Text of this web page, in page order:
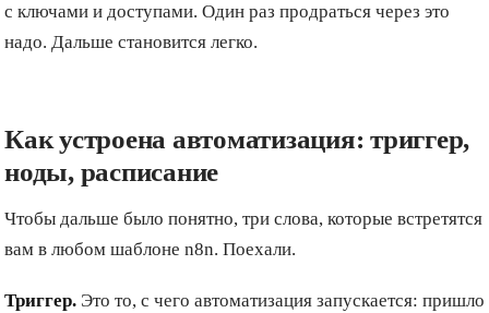
с ключами и доступами. Один раз продраться через это
надо. Дальше становится легко.
Как устроена автоматизация: триггер,
ноды, расписание
Чтобы дальше было понятно, три слова, которые встретятся
вам в любом шаблоне n8n. Поехали.
Триггер. Это то, с чего автоматизация запускается: пришло